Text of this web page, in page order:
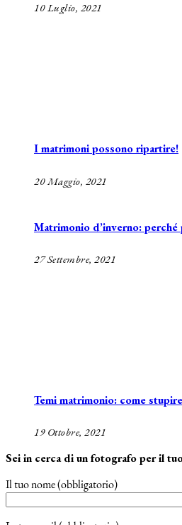
10 Luglio, 2021
I matrimoni possono ripartire!
20 Maggio, 2021
Matrimonio d’inverno: perché
27 Settembre, 2021
Temi matrimonio: come
19 Ottobre, 2021
Sei in cerca di un fotografo per il
Il tuo nome (obbligatorio)